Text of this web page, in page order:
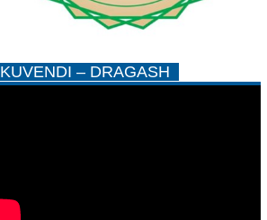
KUVENDI – DRAGASH